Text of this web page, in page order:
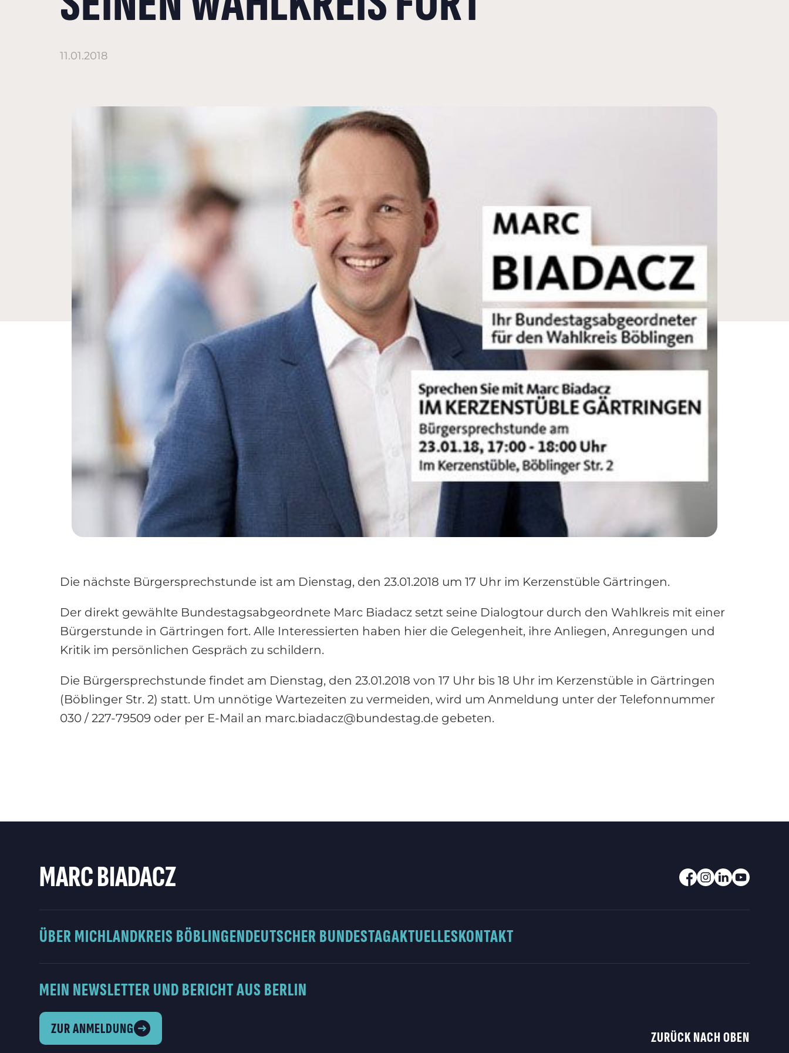
11.01.2018
Die nächste Bürgersprechstunde ist am Dienstag, den 23.01.2018 um 17 Uhr im Kerzenstüble Gärtringen.
Der direkt gewählte Bundestagsabgeordnete Marc Biadacz setzt seine Dialogtour durch den Wahlkreis mit einer
Bürgerstunde in Gärtringen fort. Alle Interessierten haben hier die Gelegenheit, ihre Anliegen, Anregungen und
Kritik im persönlichen Gespräch zu schildern.
Die Bürgersprechstunde findet am Dienstag, den 23.01.2018 von 17 Uhr bis 18 Uhr im Kerzenstüble in Gärtringen
(Böblinger Str. 2) statt. Um unnötige Wartezeiten zu vermeiden, wird um Anmeldung unter der Telefonnummer
030 / 227-79509 oder per E-Mail an marc.biadacz@bundestag.de gebeten.
MARC BIADACZ
ÜBER MICHLANDKREIS BÖBLINGENDEUTSCHER BUNDESTAGAKTUELLESKONTAKT
MEIN NEWSLETTER UND BERICHT AUS BERLIN
ZUR ANMELDUNG
ZURÜCK NACH OBEN